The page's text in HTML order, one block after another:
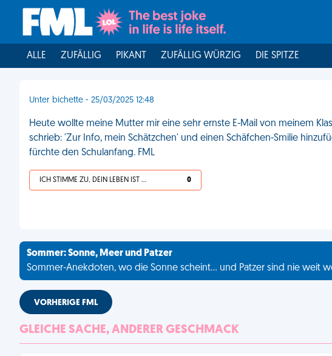
ALLE ZUFÄLLIG PIKANT ZUFÄLLIG WÜRZIG DIE SPITZE
Unter bichette - 25/03/2025 12:48
Heute wollte meine Mutter mir eine sehr ernste E-Mail von meinem
schrieb: 'Zur Info, mein Schätzchen' und einen Schäfchen-Smilie
fürchte den Schulanfang. FML
ICH STIMME ZU, DEIN LEBEN IST SCHEISSE 0
Sommer: Sonne, Meer und Patzer
Sommer-Anekdoten, wo die Sonne scheint... und Patzer sind nie weit
VORHERIGE FML
GLEICHE SACHE, ANDERER GESCHMACK